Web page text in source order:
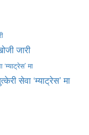
जारी
सेवा ‘म्याट्रेस’ मा